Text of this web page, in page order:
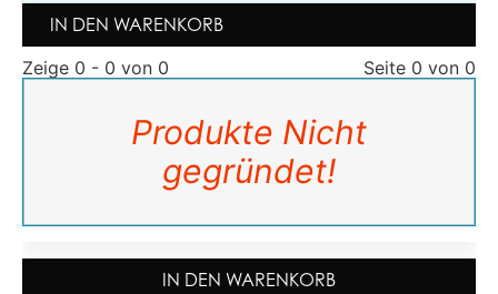
IN DEN WARENKORB
Zeige 0 - 0 von 0
Seite 0 von 0
Produkte Nicht
gegründet!
IN DEN WARENKORB